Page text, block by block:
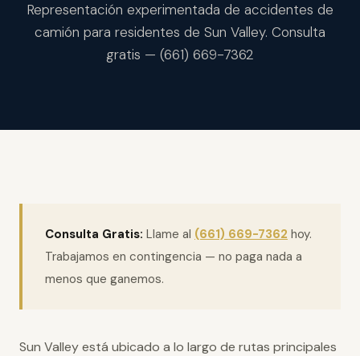
Representación experimentada de accidentes de
camión para residentes de Sun Valley. Consulta
gratis — (661) 669-7362
Consulta Gratis: Llame al (661) 669-7362 hoy.
Trabajamos en contingencia — no paga nada a
menos que ganemos.
Sun Valley está ubicado a lo largo de rutas principales